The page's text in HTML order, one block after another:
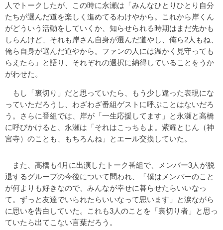
人でトークしたが、この時に永瀬は「みんなひとりひとり自分
たちが選んだ道を楽しく進めてるわけやから。これから岸くん
がどういう活動をしていくか、知らせられる時期はまだ先かも
しらんけど、それも岸さん自身が選んだ道やし、俺ら2人もね、
俺ら自身が選んだ道やから。ファンの人には温かく見守っても
らえたら」と語り、それぞれの選択に納得していることをうか
がわせた。
もし「裏切り」だと思っていたら、もう少し違った表現にな
っていただろうし、わざわざ番組ゲストに呼ぶことはないだろ
う。さらに番組では、岸が「一生応援してます」と永瀬と高橋
に呼びかけると、永瀬は「それはこっちもよ。紫耀とじん（神
宮寺）のことも、もちろんね」とエール交換していた。
また、高橋も4月に出演したトーク番組で、メンバー3人が脱
退するグループの今後について問われ、「僕はメンバーのこと
が何よりも好きなので、みんなが幸せに暮らせたらいいなっ
て。ずっと友達でいられたらいいなって思います」と涙ながら
に思いを告白していた。これも3人のことを「裏切り者」と思っ
ていたら出てこない言葉だろう。